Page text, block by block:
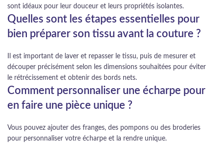
sont idéaux pour leur douceur et leurs propriétés isolantes.
Quelles sont les étapes essentielles pour
bien préparer son tissu avant la couture ?
Il est important de laver et repasser le tissu, puis de mesurer et
découper précisément selon les dimensions souhaitées pour éviter
le rétrécissement et obtenir des bords nets.
Comment personnaliser une écharpe pour
en faire une pièce unique ?
Vous pouvez ajouter des franges, des pompons ou des broderies
pour personnaliser votre écharpe et la rendre unique.